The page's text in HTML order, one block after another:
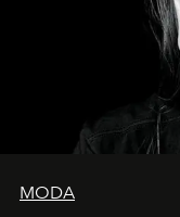
MODA